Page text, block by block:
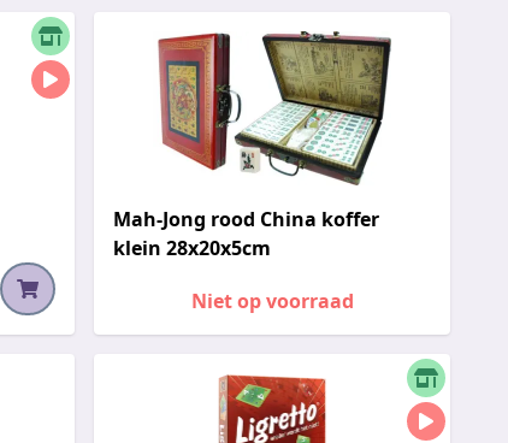
Mah-Jong rood China koffer
klein 28x20x5cm
Niet op voorraad